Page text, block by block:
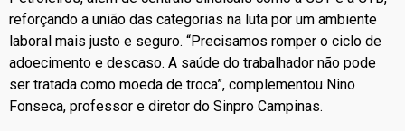
reforçando a união das categorias na luta por um ambiente
laboral mais justo e seguro. “Precisamos romper o ciclo de
adoecimento e descaso. A saúde do trabalhador não pode
ser tratada como moeda de troca”, complementou Nino
Fonseca, professor e diretor do Sinpro Campinas.